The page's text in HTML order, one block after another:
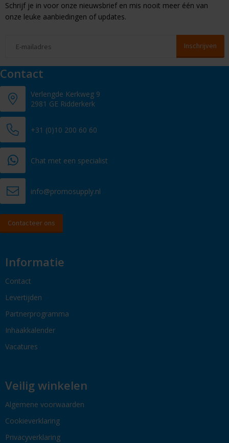
Schrijf je in voor onze nieuwsbrief en mis nooit meer één van
onze leuke aanbiedingen of updates.
Contact
Verlengde Kerkweg 9
2981 GE Ridderkerk
+31 (0)10 200 60 60
Chat met een specialist
info@promosupply.nl
Contacteer ons
Informatie
Contact
Levertijden
Partnerprogramma
Inhaakkalender
Vacatures
Veilig winkelen
Algemene voorwaarden
Cookieverklaring
Privacyverklaring